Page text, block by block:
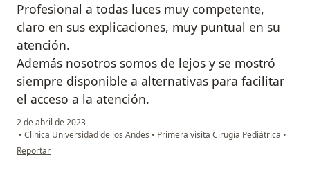
Profesional a todas luces muy competente,
claro en sus explicaciones, muy puntual en su
atención.
Además nosotros somos de lejos y se mostró
siempre disponible a alternativas para facilitar
el acceso a la atención.
2 de abril de 2023
• Clinica Universidad de los Andes • Primera visita Cirugía Pediátrica •
en opinión del usuario Alejandra Vera
Reportar